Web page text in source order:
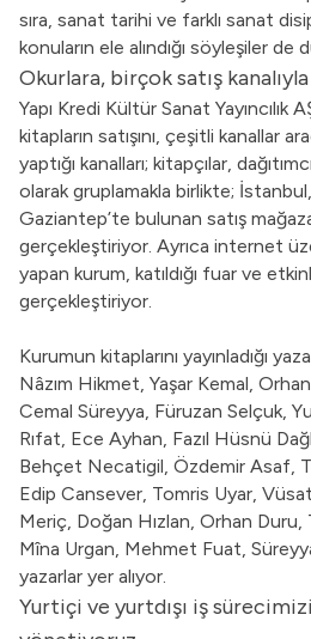
sıra, sanat tarihi ve farklı sanat
konuların ele alındığı söyleşiler de
Okurlara, birçok satış
Yapı Kredi Kültür Sanat Yayıncılık
kitapların satışını, çeşitli kanallar
yaptığı kanalları; kitapçılar,
olarak gruplamakla birlikte;
Gaziantep’te bulunan satış
gerçekleştiriyor. Ayrıca internet
yapan kurum, katıldığı fuar ve
gerçekleştiriyor.
Kurumun kitaplarını yayınladığı
Nâzım Hikmet, Yaşar Kemal,
Cemal Süreyya, Füruzan Selçuk,
Rıfat, Ece Ayhan, Fazıl Hüsnü
Behçet Necatigil, Özdemir Asaf,
Edip Cansever, Tomris Uyar,
Meriç, Doğan Hızlan, Orhan Duru,
Mîna Urgan, Mehmet Fuat,
yazarlar yer alıyor.
Yurtiçi ve yurtdışı iş